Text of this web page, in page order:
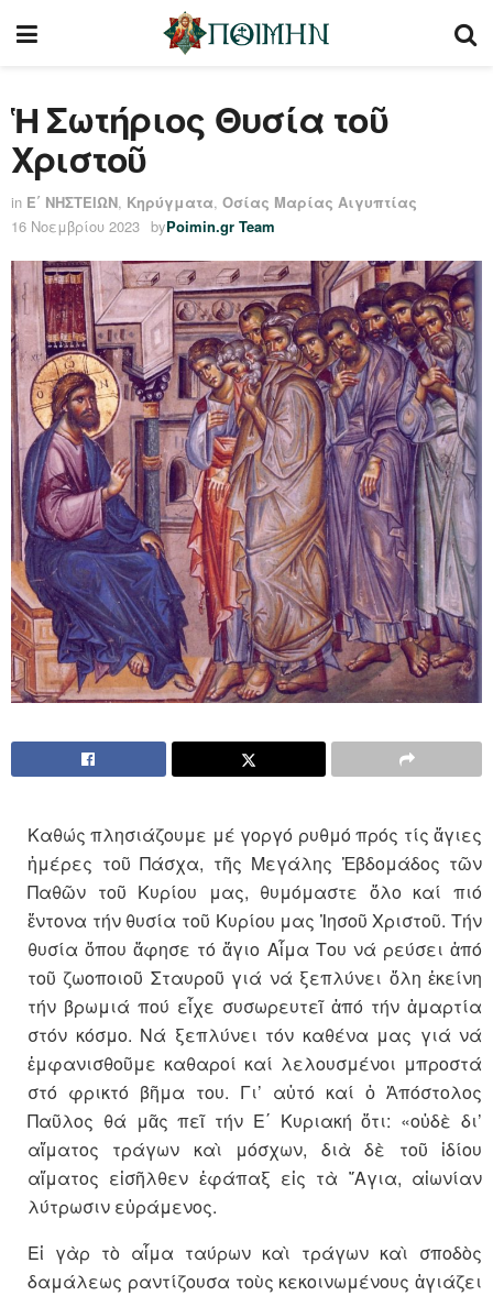
Ἡ Σωτήριος Θυσία τοῦ
Χριστοῦ
in Ε΄ ΝΗΣΤΕΙΩΝ, Κηρύγματα, Οσίας Μαρίας Αιγυπτίας
16 Νοεμβρίου 2023 byPoimin.gr Team
Καθώς πλησιάζουμε μέ γοργό ρυθμό πρός τίς ἅγιες
ἡμέρες τοῦ Πάσχα, τῆς Μεγάλης Ἑβδομάδος τῶν
Παθῶν τοῦ Κυρίου μας, θυμόμαστε ὅλο καί πιό
ἔντονα τήν θυσία τοῦ Κυρίου μας Ἰησοῦ Χριστοῦ. Τήν
θυσία ὅπου ἄφησε τό ἅγιο Αἷμα Του νά ρεύσει ἀπό
τοῦ ζωοποιοῦ Σταυροῦ γιά νά ξεπλύνει ὅλη ἐκείνη
τήν βρωμιά πού εἶχε συσωρευτεῖ ἀπό τήν ἁμαρτία
στόν κόσμο. Νά ξεπλύνει τόν καθένα μας γιά νά
ἐμφανισθοῦμε καθαροί καί λελουσμένοι μπροστά
στό φρικτό βῆμα του. Γι’ αὐτό καί ὁ Ἀπόστολος
Παῦλος θά μᾶς πεῖ τήν Ε΄ Κυριακή ὅτι: «οὐδὲ δι’
αἵματος τράγων καὶ μόσχων, διὰ δὲ τοῦ ἰδίου
αἵματος εἰσῆλθεν ἐφάπαξ εἰς τὰ ῞Αγια, αἰωνίαν
λύτρωσιν εὑράμενος.
Εἰ γὰρ τὸ αἷμα ταύρων καὶ τράγων καὶ σποδὸς
δαμάλεως ραντίζουσα τοὺς κεκοινωμένους ἁγιάζει